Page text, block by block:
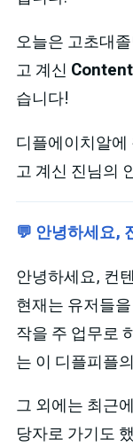
오늘은 고초대
고 계신
습니다!
디플에이치알에
고 계신 진님의
💬 안녕하세요,
안녕하세요, 컨
현재는 유저들
작을 주 업무로
는 이 디플피플
그 외에는 최근
당자로 가기도